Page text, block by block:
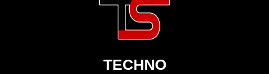
Die Reithalle ist ein zentraler Veranstaltungsort
für elektronische Musik und trägt zur Förderung
lokaler Talente bei.TECHNO